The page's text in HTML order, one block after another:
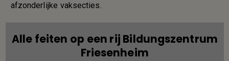
afzonderlijke vaksecties.
Alle feiten op een rij Bildungszentrum
Friesenheim